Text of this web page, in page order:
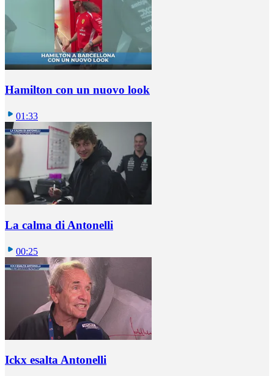
Hamilton con un nuovo look
01:33
La calma di Antonelli
00:25
Ickx esalta Antonelli